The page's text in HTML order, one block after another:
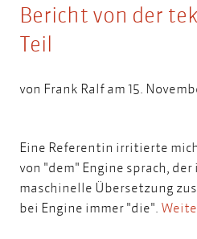
Bericht von der
Teil
von Frank Ralfam 15.
Eine Referentin irritierte
von "dem" Engine sprach,
maschinelle Übersetzung
bei Engine immer "die".